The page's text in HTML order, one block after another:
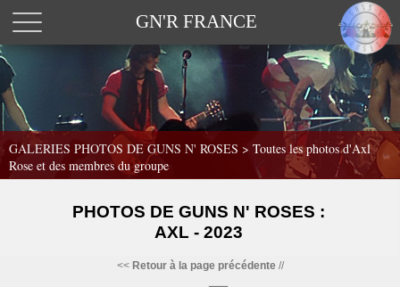
GN'R FRANCE
GALERIES PHOTOS DE GUNS N' ROSES > Toutes les photos d'Axl
Rose et des membres du groupe
PHOTOS DE GUNS N' ROSES :
AXL - 2023
<< Retour à la page précédente//